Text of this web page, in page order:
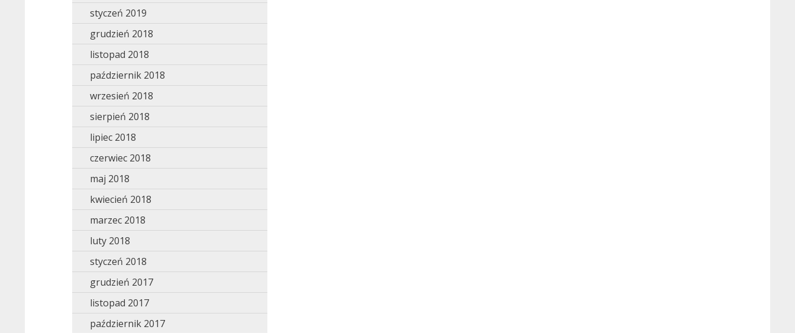
styczeń 2019
grudzień 2018
listopad 2018
październik 2018
wrzesień 2018
sierpień 2018
lipiec 2018
czerwiec 2018
maj 2018
kwiecień 2018
marzec 2018
luty 2018
styczeń 2018
grudzień 2017
listopad 2017
październik 2017